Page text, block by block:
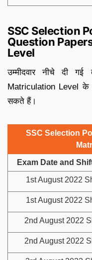
SSC Selection
Question
Level
उम्मीदवार नीचे दी
Matriculation Level के
सकते हैं।
SSC Selection
Exam Date and
1st August 2022
1st August 2022
2nd August 2022
2nd August 2022